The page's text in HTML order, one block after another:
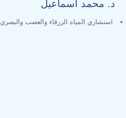
د. محمد اسماعيل
استشاري المياه الزرقاء والعصب والبصري